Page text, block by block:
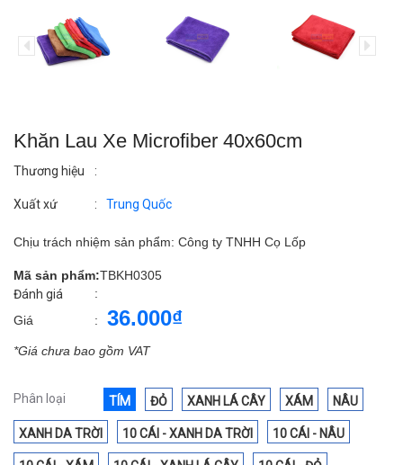
Khăn Lau Xe Microfiber 40x60cm
Thương hiệu :
Xuất xứ : Trung Quốc
Chịu trách nhiệm sản phẩm: Công ty TNHH Cọ Lốp
Mã sản phẩm:TBKH0305
Đánh giá
:
Giá
: 36.000₫
*Giá chưa bao gồm VAT
Phân loại TÍM ĐỎ XANH LÁ CÂY XÁM NÂU
XANH DA TRỜI 10 CÁI - XANH DA TRỜI 10 CÁI - NÂU